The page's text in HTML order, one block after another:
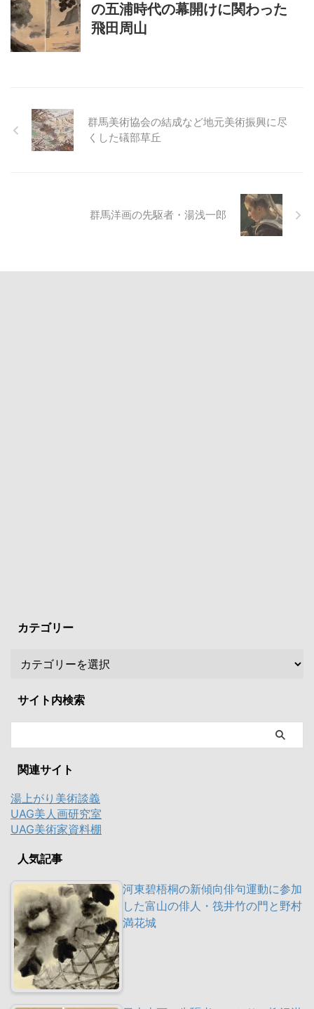
の五浦時代の幕開けに関わった
飛田周山
群馬美術協会の結成など地元美術振興に尽
くした礒部草丘
群馬洋画の先駆者・湯浅一郎
カテゴリー
サイト内検索
関連サイト
湯上がり美術談義
UAG美人画研究室
UAG美術家資料棚
人気記事
河東碧梧桐の新傾向俳句運動に参加
した富山の俳人・筏井竹の門と野村
満花城